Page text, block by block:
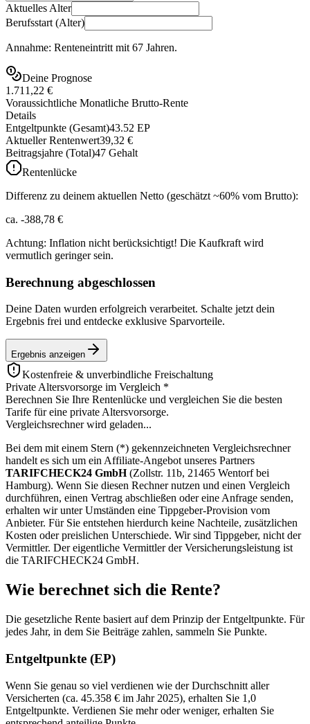
Aktuelles Alter
Berufsstart (Alter)
Annahme: Renteneintritt mit 67 Jahren.
Deine Prognose
1.711,22 €
Voraussichtliche Monatliche Brutto-Rente
Details
Entgeltpunkte (Gesamt)43.52 EP
Aktueller Rentenwert39,32 €
Beitragsjahre (Total)47 Gehalt
Rentenlücke
Differenz zu deinem aktuellen Netto (geschätzt ~60% vom Brutto):
ca. -388,78 €
Achtung: Inflation nicht berücksichtigt! Die Kaufkraft wird
vermutlich geringer sein.
Berechnung abgeschlossen
Deine Daten wurden erfolgreich verarbeitet. Schalte jetzt dein
Ergebnis frei und entdecke exklusive Sparvorteile.
Ergebnis anzeigen
Kostenfreie & unverbindliche Freischaltung
Private Altersvorsorge im Vergleich *
Berechnen Sie Ihre Rentenlücke und vergleichen Sie die besten
Tarife für eine private Altersvorsorge.
Vergleichsrechner wird geladen...
Bei dem mit einem Stern (*) gekennzeichneten Vergleichsrechner
handelt es sich um ein Affiliate-Angebot unseres Partners
TARIFCHECK24 GmbH(Zollstr. 11b, 21465 Wentorf bei
Hamburg). Wenn Sie diesen Rechner nutzen und einen Vergleich
durchführen, einen Vertrag abschließen oder eine Anfrage senden,
erhalten wir unter Umständen eine Tippgeber-Provision vom
Anbieter. Für Sie entstehen hierdurch keine Nachteile, zusätzlichen
Kosten oder preislichen Unterschiede. Wir sind Tippgeber, nicht der
Vermittler. Der eigentliche Vermittler der Versicherungsleistung ist
die TARIFCHECK24 GmbH.
Wie berechnet sich die Rente?
Die gesetzliche Rente basiert auf dem Prinzip der Entgeltpunkte. Für
jedes Jahr, in dem Sie Beiträge zahlen, sammeln Sie Punkte.
Entgeltpunkte (EP)
Wenn Sie genau so viel verdienen wie der Durchschnitt aller
Versicherten (ca. 45.358 € im Jahr 2025), erhalten Sie 1,0
Entgeltpunkte. Verdienen Sie mehr oder weniger, erhalten Sie